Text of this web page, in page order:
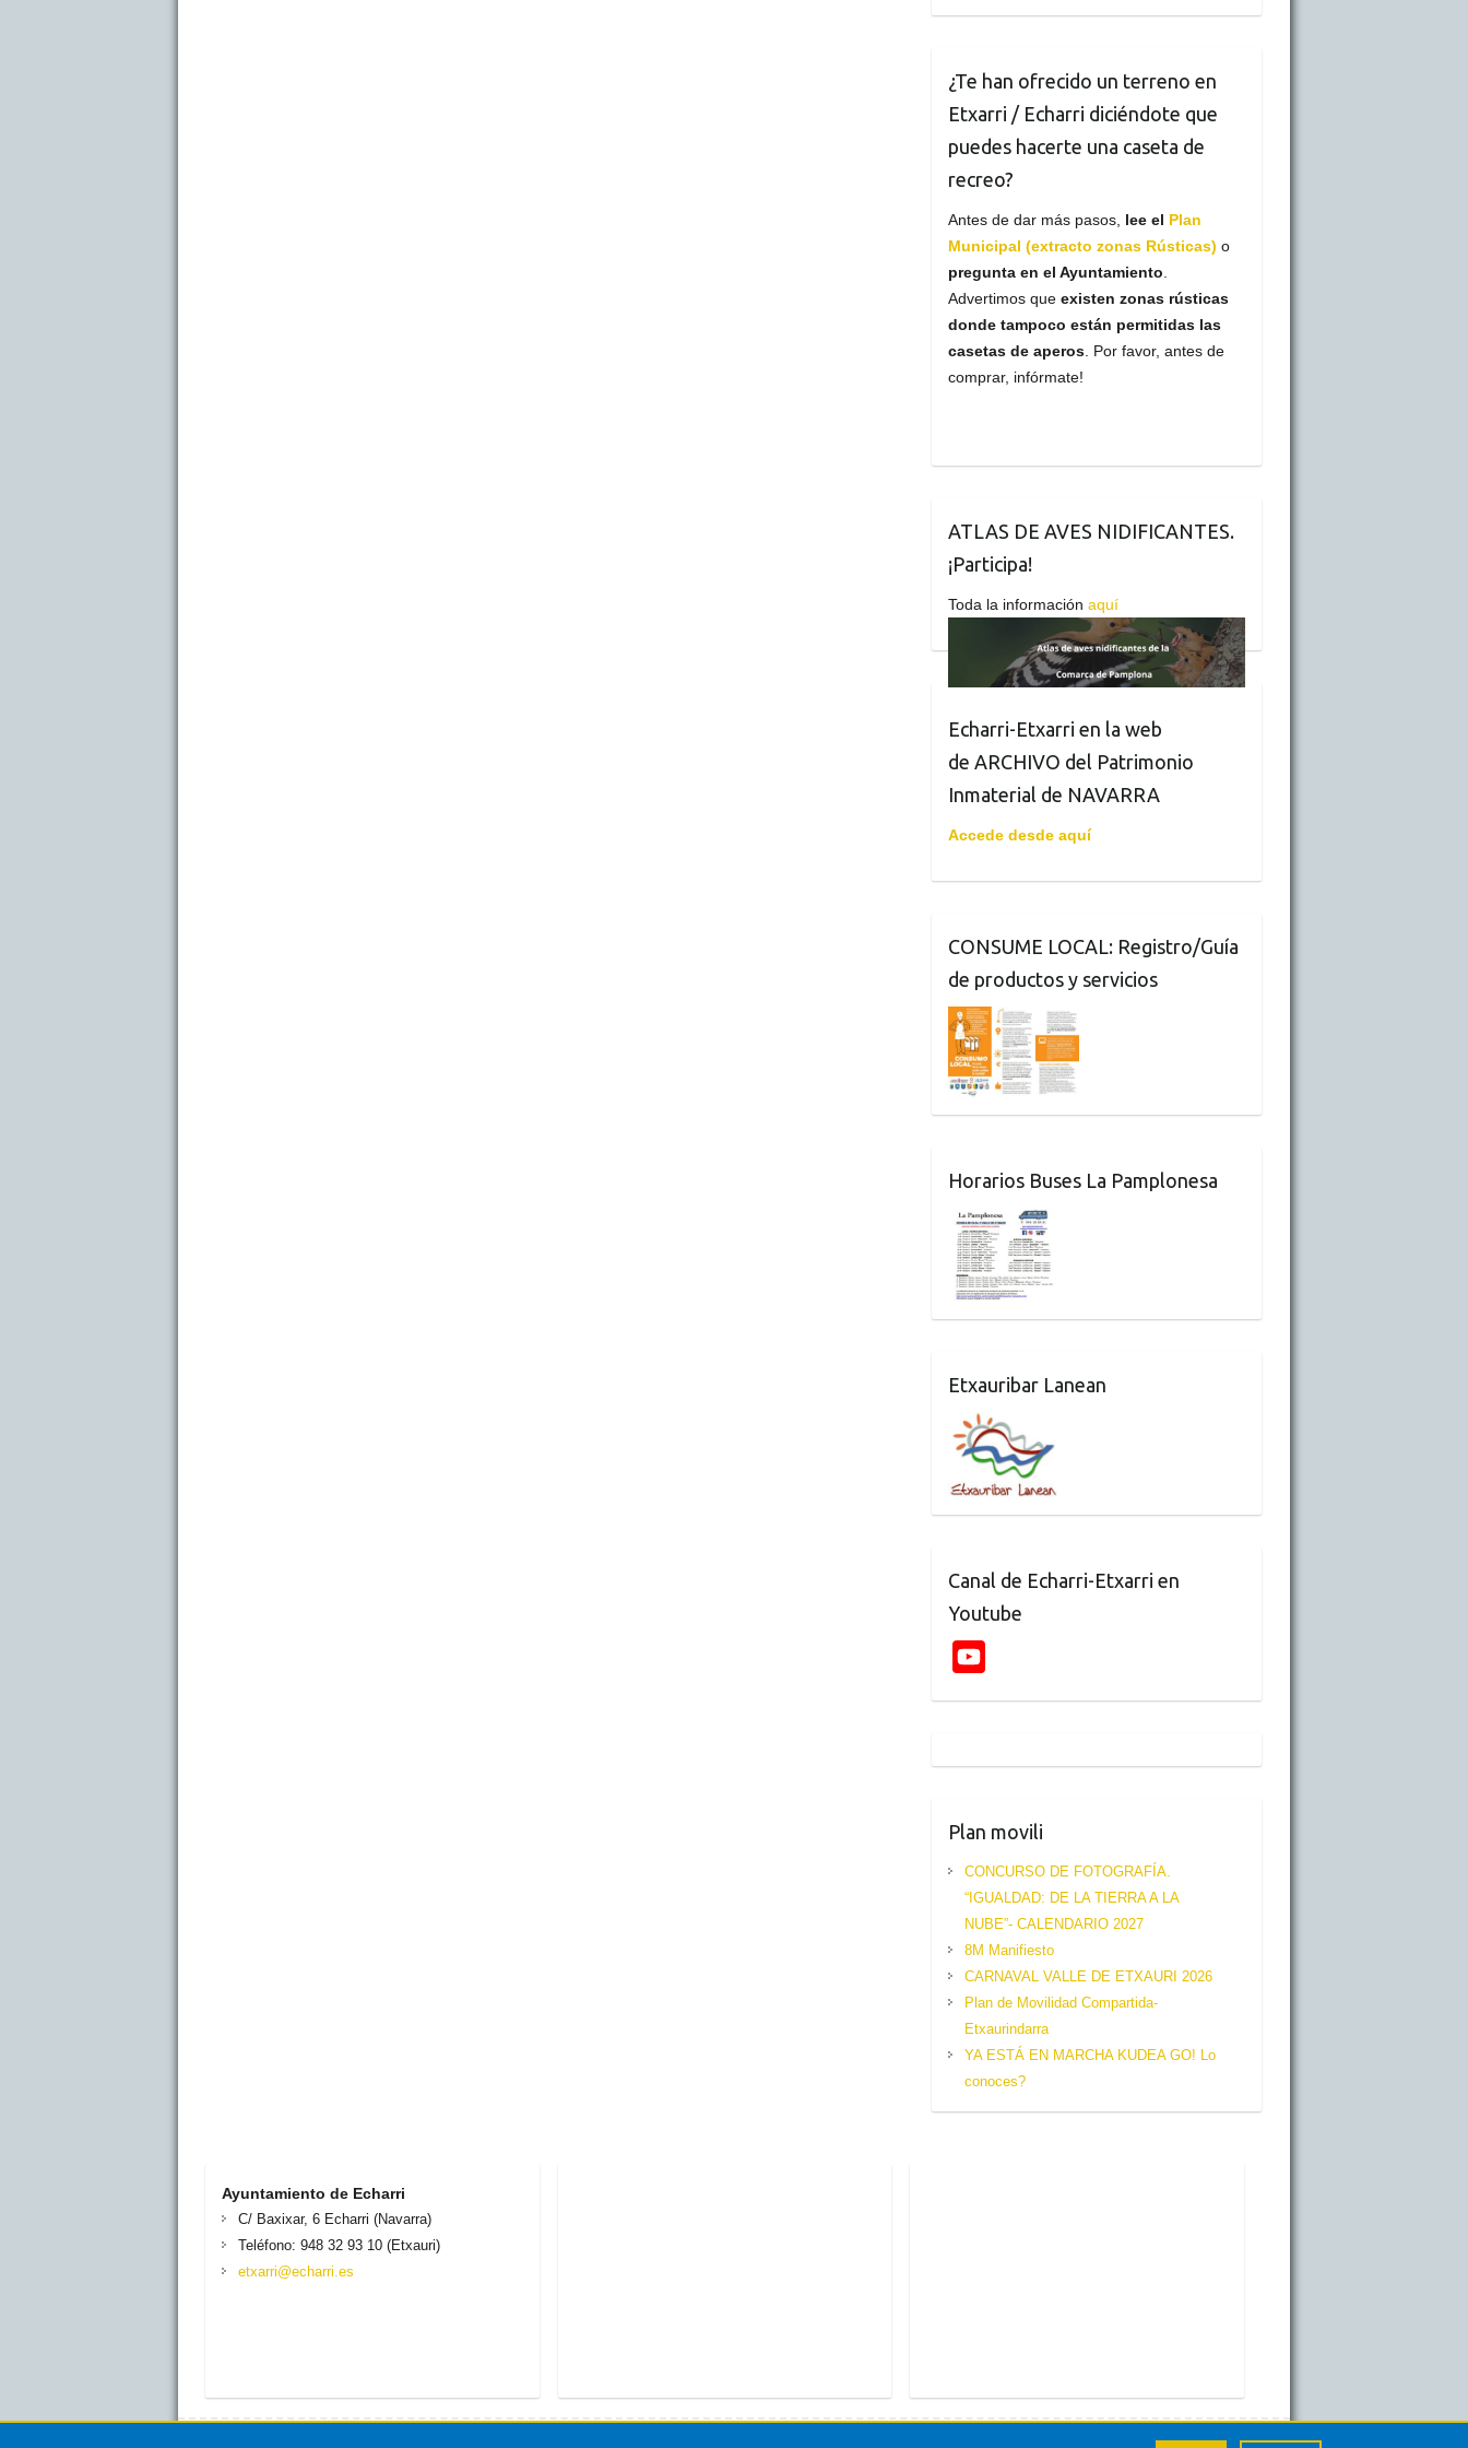
¿Te han ofrecido un terreno en
Etxarri / Echarri diciéndote que
puedes hacerte una caseta de
recreo?
Antes de dar más pasos, lee el Plan
Municipal (extracto zonas Rústicas) o
pregunta en el Ayuntamiento
Advertimos que existen zonas rústicas
donde tampoco están permitidas las
casetas de aperos. Por favor, antes de
comprar, infórmate!
ATLAS DE AVES NIDIFICANTES.
¡Participa!
Toda la información aquí
Echarri-Etxarri en la web
de ARCHIVO del Patrimonio
Inmaterial de NAVARRA
Accede desde aquí
CONSUME LOCAL: Registro/Guía
de productos y servicios
Horarios Buses La Pamplonesa
Etxauribar Lanean
Canal de Echarri-Etxarri en
Youtube
h
a
n
e
l
Plan movili
CONCURSO DE FOTOGRAFÍA.
“IGUALDAD: DE LA TIERRA A LA
NUBE”- CALENDARIO 2027
8M Manifiesto
CARNAVAL VALLE DE ETXAURI 2026
Plan de Movilidad Compartida-
Etxaurindarra
YA ESTÁ EN MARCHA KUDEA GO! Lo
conoces?
Ayuntamiento de Echarri
C/ Baxixar, 6 Echarri (Navarra)
Teléfono: 948 32 93 10 (Etxauri)
etxarri@echarri.es